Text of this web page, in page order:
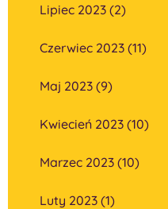
Lipiec 2023 (2)
Czerwiec 2023 (11)
Maj 2023 (9)
Kwiecień 2023 (10)
Marzec 2023 (10)
Luty 2023 (1)